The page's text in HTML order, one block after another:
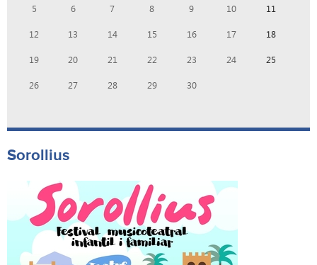
5 6 7 8 9 10 11
12 13 14 15 16 17 18
19 20 21 22 23 24 25
26 27 28 29 30
Sorollius